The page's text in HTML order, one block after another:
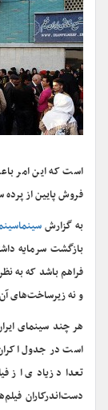
است که این امر
فروش پایین از
به گزارش
بازگشت سرمایه
فراهم باشد که به
و نه زیرساخت‌های
هر چند سینمای
است در جدول
تعداد زیادی از
دست‌اندرکاران